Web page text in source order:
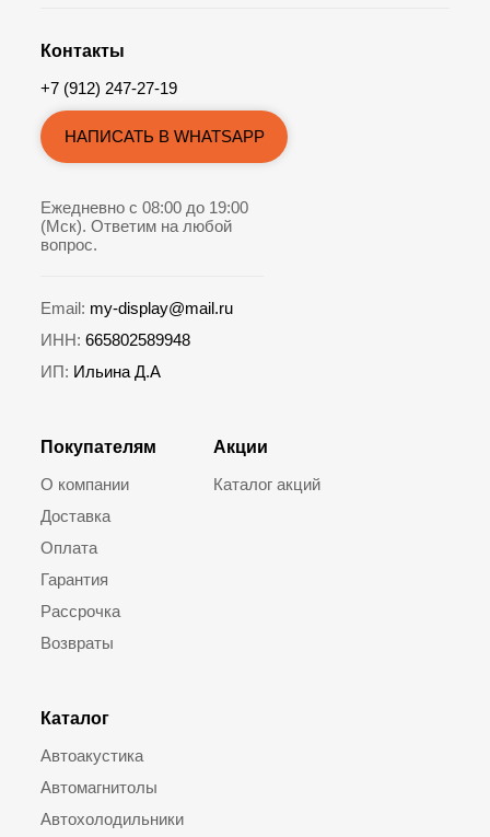
Покупателям
О компании
Доставка
Оплата
Гарантия
Рассрочка
Возвраты
Каталог
Автоакустика
Автомагнитолы
Автохолодильники
Акции
Каталог акций
Контакты
+7 (912) 247-27-19
НАПИСАТЬ В WHATSAPP
Ежедневно с 08:00 до 19:00
(Мск). Ответим на любой
вопрос.
Email: my-display@mail.ru
ИНН: 665802589948
ИП: Ильина Д.А